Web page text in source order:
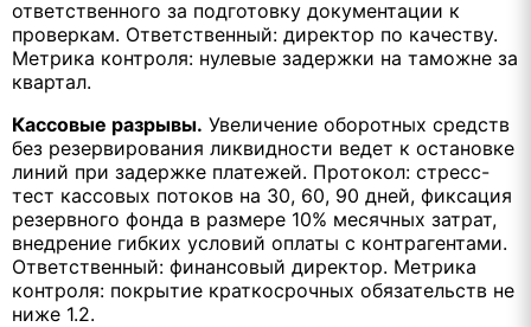
ответственного за подготовку документации к
проверкам. Ответственный: директор по качеству.
Метрика контроля: нулевые задержки на таможне за
квартал.
Кассовые разрывы. Увеличение оборотных средств
без резервирования ликвидности ведет к остановке
линий при задержке платежей. Протокол: стресс-
тест кассовых потоков на 30, 60, 90 дней, фиксация
резервного фонда в размере 10% месячных затрат,
внедрение гибких условий оплаты с контрагентами.
Ответственный: финансовый директор. Метрика
контроля: покрытие краткосрочных обязательств не
ниже 1.2.